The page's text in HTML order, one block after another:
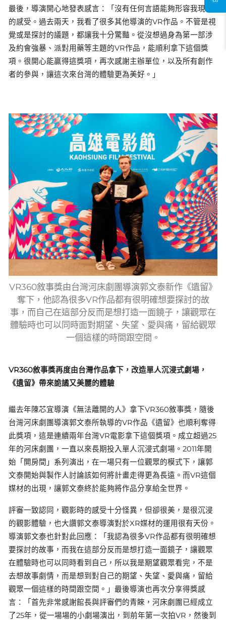
最後，導演開心地發表感言：「沒有任何言語能夠形容我現在
的感受。過去兩天，我看了很多其他導演的VR作品。不管是視
覺或是探討的議題，都讓我十分驚豔。從沒想過身為第一部涉
及約會強暴、派對用藥等主題的VR作品，能順利拿下這個獎
項。很開心能贏得這獎項，再次感謝主辦單位，以及所有創作
者的參與，讓這次來台灣的體驗更為美好。」
VR360敘事獎由台灣河床劇團導演郭文泰新作《遺留》
奪下，他認為很多VR作品都有很明確想要探討的故
事，而自己在這部分反而是想打造一面鏡子，讓觀眾在
體驗時也可以同時面對期望、失望、愛與痛，留給觀眾
一個這樣的時間跟空間。
VR360敘事獎再度由台灣作品拿下，改造單人沉浸式劇場，
《遺留》帶來詭譎又美麗的體驗
繼去年陳芯宜導演《無法離開的人》拿下VR360敘事獎，隨後
台灣河床劇團導演郭文泰所執導的VR作品《遺留》也順利奪得
此獎項，這是連續兩年台灣VR電影拿下這個獎項。成立超過25
年的河床劇團，一直以來長期投入單人沉浸式劇場。2011年開
始「開房間」系列演出，在一場只有一位觀眾的模式下，讓郭
文泰開始與製作人討論該如何將計畫走得更為長遠。而VR這個
媒材的出現，讓郭文泰終於能夠將作品分享給全世界。
評審一致認同，觀影時的感受十分怪異，但卻很美，是很沉浸
的觀影體驗，也大讚郭文泰導演對於XR媒材的運用很有天份。
導演郭文泰也針對此回應：「我認為很多VR作品都有很明確想
要探討的故事，而我在這部分反而是想打造一面鏡子，讓觀眾
在體驗時也可以同時看到自己，所以我是期望觀眾看完，不是
去想故事劇情，而是想到對自己的期望、失望、愛與痛，留給
觀眾一個這樣的時間跟空間。」最後導演也再次分享得獎感
言：「首先非常感謝館長與評審們的青睞，河床劇團已經成立
了25年，從一場場的小劇場演出，到前年第一次拍VR，然後到